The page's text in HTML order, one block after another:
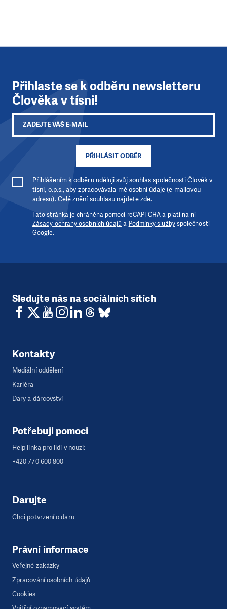
Přihlaste se k odběru newsletteru
Člověka v tísni!
PŘIHLÁSIT ODBĚR
Přihlášením k odběru uděluji svůj souhlas společnosti Člověk v
tísni, o.p.s., aby zpracovávala mé osobní údaje (e-mailovou
adresu). Celé znění souhlasu najdete zde.
Tato stránka je chráněna pomocí reCAPTCHA a platí na ni
Zásady ochrany osobních údajů a Podmínky službyspolečnosti
Google.
Sledujte nás na sociálních sítích
Kontakty
Mediální oddělení
Kariéra
Dary a dárcovství
Potřebuji pomoci
Help linka pro lidi v nouzi:
+420 770 600 800
Darujte
Chci potvrzení o daru
Právní informace
Veřejné zakázky
Zpracování osobních údajů
Cookies